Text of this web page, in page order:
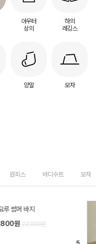
아우터
상의
하의
레깅스
양말 모자
원피스 바디수트 모자
델린 린넨 바지
원 24,000원